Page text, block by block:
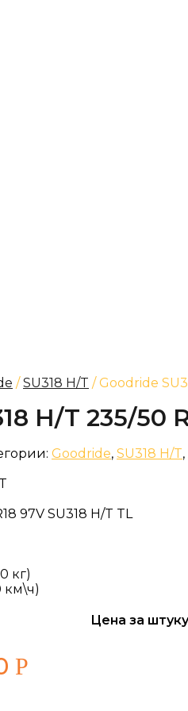
/SU318 H/T / Goodride
H/T 235/50
Goodride, SU318 H/T,
97V SU318 H/T TL
кг)
км\ч)
Цена за
Р